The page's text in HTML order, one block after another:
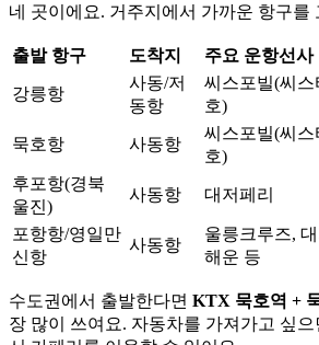
네 곳이에요. 거주지에서 가까운 항구를
출발 항구 도착지 주요 운항선사
강릉항
사동/저
동항
씨스포빌(씨스
호)
묵호항 사동항
씨스포빌(씨스
호)
후포항(경북
울진)
사동항 대저페리
포항항/영일만
신항
사동항
울릉크루즈, 대
해운 등
수도권에서 출발한다면 KTX 묵호역 +
장 많이 쓰여요. 자동차를 가져가고 싶으